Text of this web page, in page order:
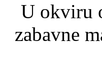
U okviru
zabavne